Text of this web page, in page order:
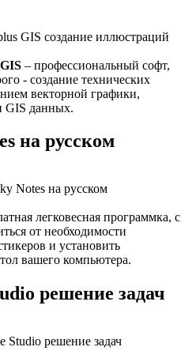
– профессиональный софт,
- создание технических
векторной графики,
GIS данных.
на русском
легковесная программка, с
от необходимости
и установить
вашего компьютера.
решение задач